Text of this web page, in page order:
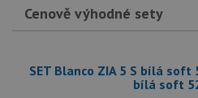
Cenově výhodné sety
SET Blanco ZIA 5 S bílá soft
bílá soft